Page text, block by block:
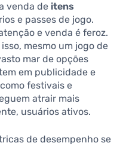
venda de itens
e passes de jogo.
e venda é feroz.
mesmo um jogo de
mar de opções
em publicidade e
festivais e
atrair mais
usuários ativos.
de desempenho se